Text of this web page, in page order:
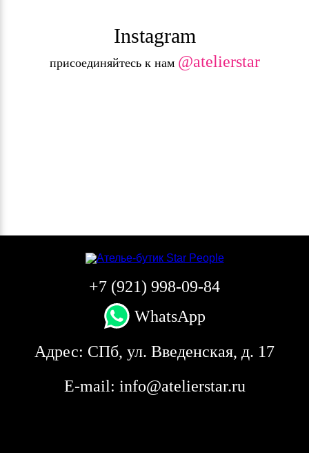
Instagram
присоединяйтесь к нам @atelierstar
+7 (921) 998-09-84
WhatsApp
Адрес: СПб, ул. Введенская, д. 17
E-mail: info@atelierstar.ru